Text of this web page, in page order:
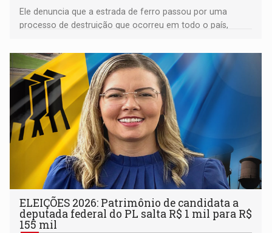
Ele denuncia que a estrada de ferro passou por uma
processo de destruição que ocorreu em todo o país,
ELEIÇÕES 2026: Patrimônio de candidata a
deputada federal do PL salta R$ 1 mil para R$
155 mil